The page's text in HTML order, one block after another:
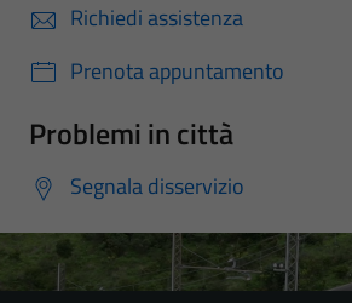
Richiedi assistenza
Prenota appuntamento
Problemi in città
Segnala disservizio